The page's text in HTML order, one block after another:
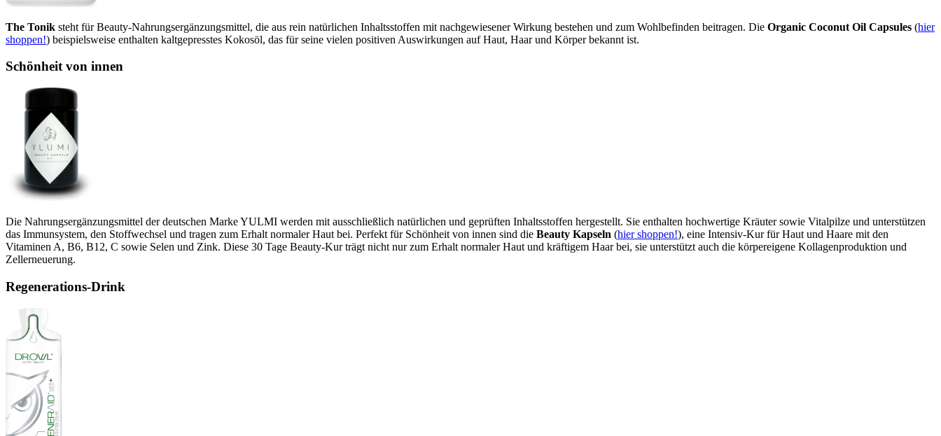
The Tonik steht für Beauty-Nahrungsergänzungsmittel, die aus rein natürlichen Inhaltsstoffen mit nachgewiesener Wirkung bestehen und zum Wohlbefinden beitragen. Die Organic Coconut Oil Capsules (hier
shoppen!) beispielsweise enthalten kaltgepresstes Kokosöl, das für seine vielen positiven Auswirkungen auf Haut, Haar und Körper bekannt ist.
Schönheit von innen
Die Nahrungsergänzungsmittel der deutschen Marke YULMI werden mit ausschließlich natürlichen und geprüften Inhaltsstoffen hergestellt. Sie enthalten hochwertige Kräuter sowie Vitalpilze und unterstützen
das Immunsystem, den Stoffwechsel und tragen zum Erhalt normaler Haut bei. Perfekt für Schönheit von innen sind die Beauty Kapseln (hier shoppen!), eine Intensiv-Kur für Haut und Haare mit den
Vitaminen A, B6, B12, C sowie Selen und Zink. Diese 30 Tage Beauty-Kur trägt nicht nur zum Erhalt normaler Haut und kräftigem Haar bei, sie unterstützt auch die körpereigene Kollagenproduktion und
Zellerneuerung.
Regenerations-Drink